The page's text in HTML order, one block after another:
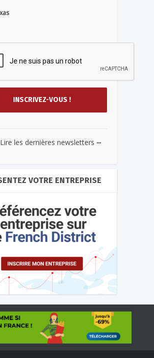
Lire les dernières newsletters ...
VOTRE ENTREPRISE